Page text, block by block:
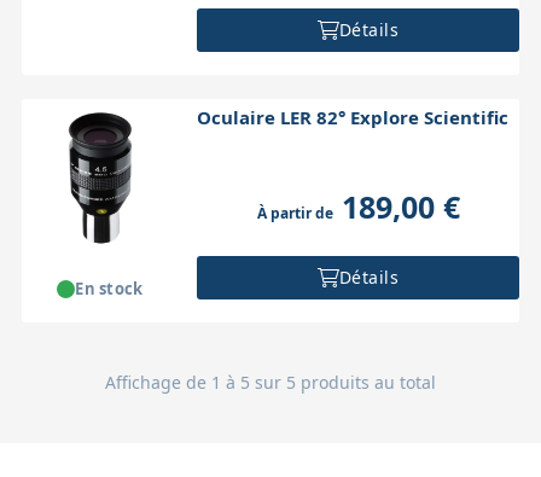
Détails
Oculaire LER 82° Explore Scientific
À partir de189,00 €
Détails
En stock
Affichage de 1 à 5 sur 5 produits au total